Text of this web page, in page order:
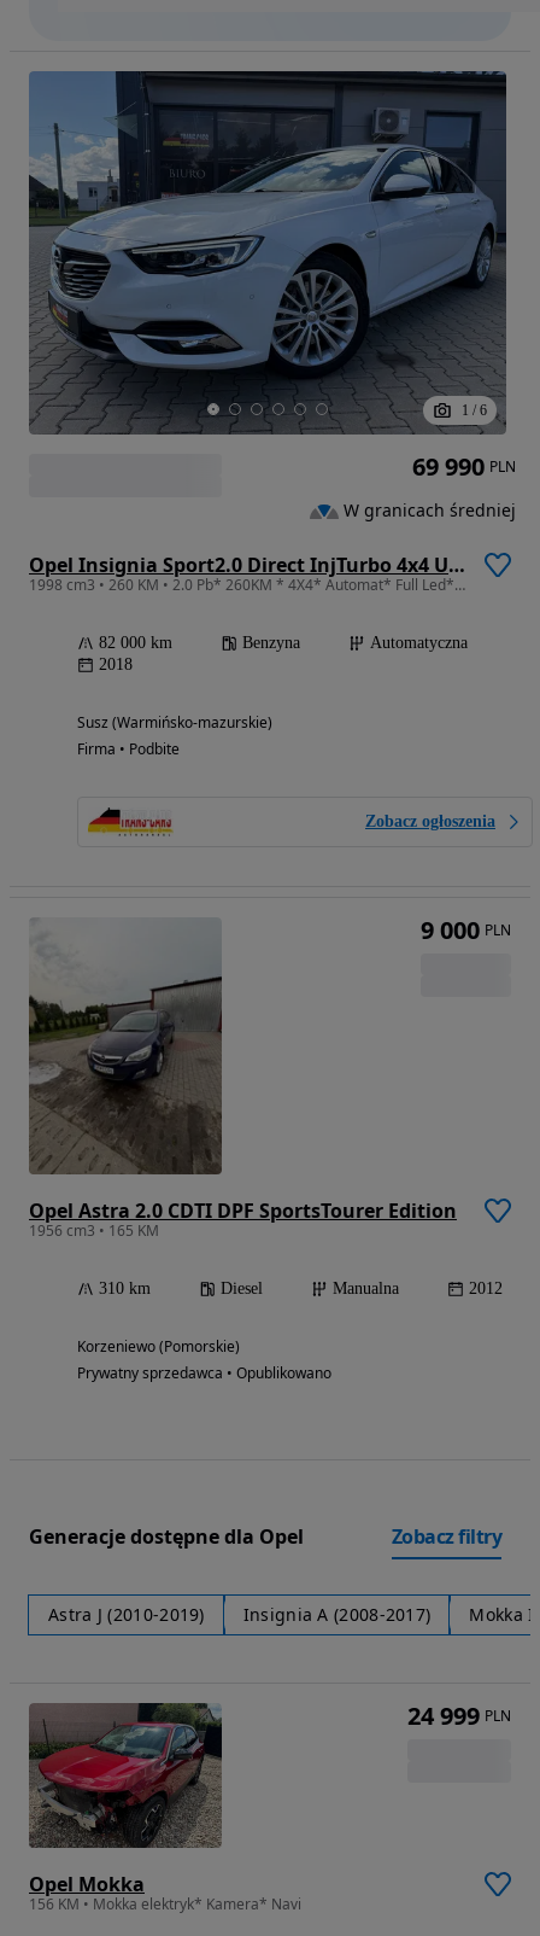
1 / 6
Opel Insignia Sport2.0 Direct InjTurbo 4x4 Ultimate Exclusive
1998 cm3 • 260 KM • 2.0 Pb* 260KM * 4X4* Automat* Full Led* Szyberdach* Alu * Kamera 360 *
82 000 km Benzyna
Automatyczna
2018
Susz (Warmińsko-mazurskie)
Firma • Podbite
Zobacz ogłoszenia
69 990 PLN
W granicach średniej
Opel Astra 2.0 CDTI DPF SportsTourer Edition
1956 cm3 • 165 KM
310 km Diesel Manualna 2012
Korzeniewo (Pomorskie)
Prywatny sprzedawca • Opublikowano
9 000 PLN
Generacje dostępne dla Opel Zobacz filtry
Astra J (2010-2019) Insignia A (2008-2017) Mokka I
Opel Mokka
156 KM • Mokka elektryk* Kamera* Navi
24 999 PLN